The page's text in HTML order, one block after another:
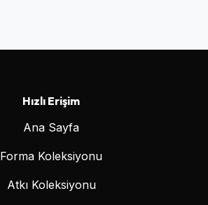
Hızlı Erişim
Ana Sayfa
Forma Koleksiyonu
Atkı Koleksiyonu